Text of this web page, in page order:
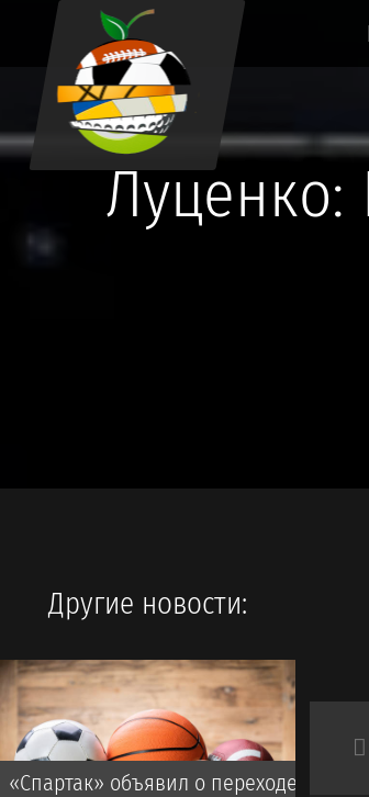
Луценко:
Другие новости:
«Спартак» объявил о переходе